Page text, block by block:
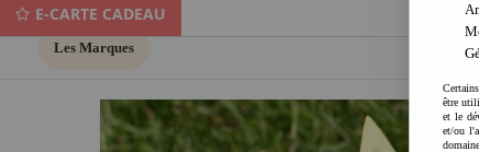
E-CARTE CADEAU
Les Marques
être
et le
et/ou